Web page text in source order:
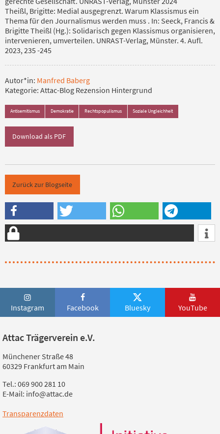
Theißl, Brigitte: Medial ausgegrenzt. Warum Klassismus ein
Thema für den Journalismus werden muss . In: Seeck, Francis &
Brigitte Theißl (Hg.): Solidarisch gegen Klassismus organisieren,
intervenieren, umverteilen. UNRAST-Verlag, Münster. 4. Aufl.
2023, 235 -245
Autor*in: Manfred Baberg
Kategorie: Attac-Blog Rezension Hintergrund
Antisemitismus Demokratie Rechtspopulismus Soziale Ungleichheit
Download als PDF
Zurück zur Blogseite
Instagram Facebook Bluesky YouTube
Attac Trägerverein e.V.
Münchener Straße 48
60329 Frankfurt am Main
Tel.: 069 900 281 10
E-Mail: info@attac.de
Transparenzdaten